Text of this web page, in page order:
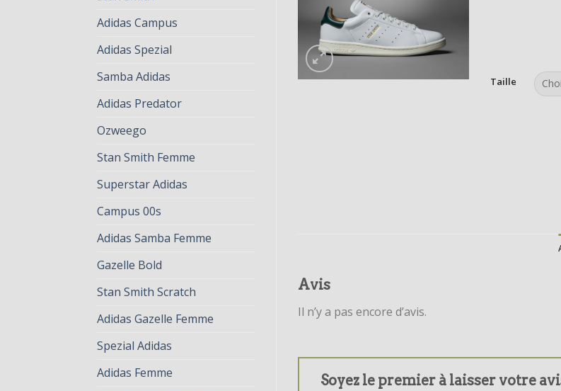
Adidas Campus
Adidas Spezial
Samba Adidas
Adidas Predator
Ozweego
Stan Smith Femme
Superstar Adidas
Campus 00s
Adidas Samba Femme
Gazelle Bold
Stan Smith Scratch
Adidas Gazelle Femme
Spezial Adidas
Adidas Femme
Taille
Avis
Il n’y a pas encore d’avis.
Soyez le premier à laisser votre